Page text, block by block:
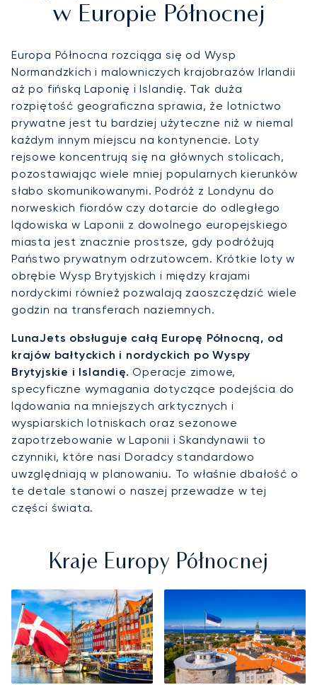
w Europie Północnej
Europa Północna rozciąga się od Wysp
Normandzkich i malowniczych krajobrazów Irlandii
aż po fińską Laponię i Islandię. Tak duża
rozpiętość geograficzna sprawia, że lotnictwo
prywatne jest tu bardziej użyteczne niż w niemal
każdym innym miejscu na kontynencie. Loty
rejsowe koncentrują się na głównych stolicach,
pozostawiając wiele mniej popularnych kierunków
słabo skomunikowanymi. Podróż z Londynu do
norweskich fiordów czy dotarcie do odległego
lądowiska w Laponii z dowolnego europejskiego
miasta jest znacznie prostsze, gdy podróżują
Państwo prywatnym odrzutowcem. Krótkie loty w
obrębie Wysp Brytyjskich i między krajami
nordyckimi również pozwalają zaoszczędzić wiele
godzin na transferach naziemnych.
LunaJets obsługuje całą Europę Północną, od
krajów bałtyckich i nordyckich po Wyspy
Brytyjskie i Islandię. Operacje zimowe,
specyficzne wymagania dotyczące podejścia do
lądowania na mniejszych arktycznych i
wyspiarskich lotniskach oraz sezonowe
zapotrzebowanie w Laponii i Skandynawii to
czynniki, które nasi Doradcy standardowo
uwzględniają w planowaniu. To właśnie dbałość o
te detale stanowi o naszej przewadze w tej
części świata.
Kraje Europy Północnej